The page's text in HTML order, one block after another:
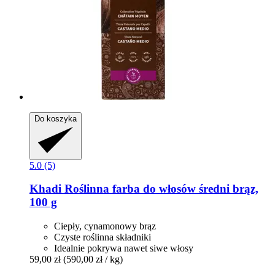
Do koszyka
5.0 (5)
Khadi Roślinna farba do włosów średni brąz,
100 g
Ciepły, cynamonowy brąz
Czyste roślinna składniki
Idealnie pokrywa nawet siwe włosy
59,00 zł (590,00 zł / kg)